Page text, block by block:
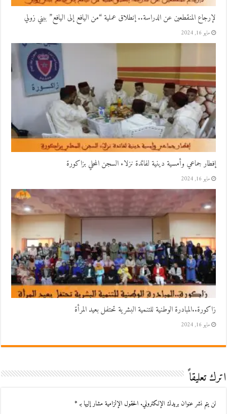
لإرجاع المنقطعين عن الدراسة.. إنطلاق عملية “من اليافع إلى اليافع” ببني زولي
مايو 16, 2024
إفطار جماعي وأمسية دينية لفائدة نزلاء السجن المحلي بزاكورة
مايو 16, 2024
زاكورة..المبادرة الوطنية للتنمية البشرية تحتفل بعيد المرأة
مايو 16, 2024
اترك تعليقاً
لن يتم نشر عنوان بريدك الإلكتروني. الحقول الإلزامية مشار إليها بـ*